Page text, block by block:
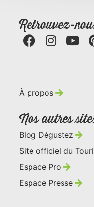
Retrouvez-
À propos
Nos autres
Blog Dégustez
Site officiel du
Espace Pro
Espace Presse